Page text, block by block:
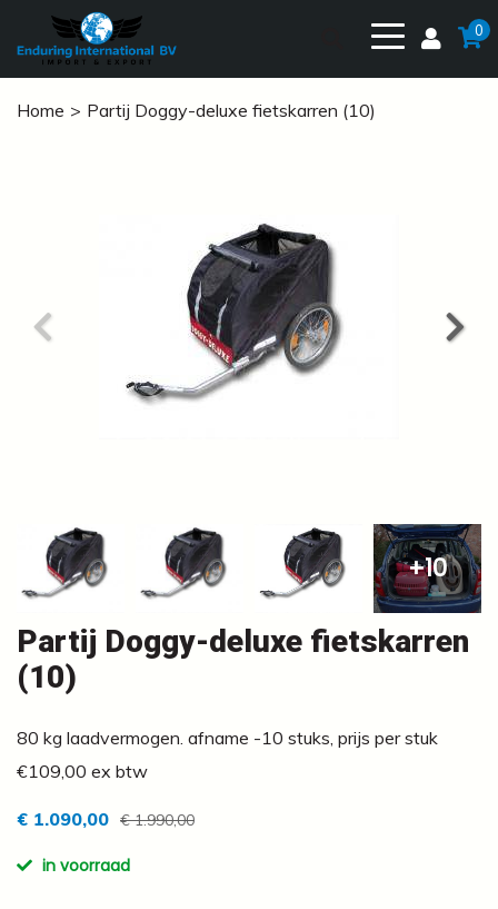
0
Home Partij Doggy-deluxe fietskarren (10)
+10
Partij Doggy-deluxe fietskarren
(10)
80 kg laadvermogen. afname -10 stuks, prijs per stuk
€109,00 ex btw
€ 1.090,00 € 1.990,00
in voorraad